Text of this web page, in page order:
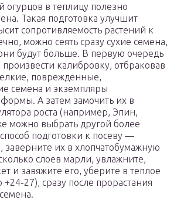
огурцов в теплицу полезно
Такая подготовка улучшит
сопротивляемость растений к
можно сеять сразу сухие семена,
будут больше. В первую очередь
калибровку, отбраковав
поврежденные,
семена и экземпляры
А затем замочить их в
роста (например, Эпин,
можно выбрать другой более
подготовки к посеву —
их в хлопчатобумажную
слоев марли, увлажните,
и завяжите его, уберите в теплое
+24-27), сразу после прорастания